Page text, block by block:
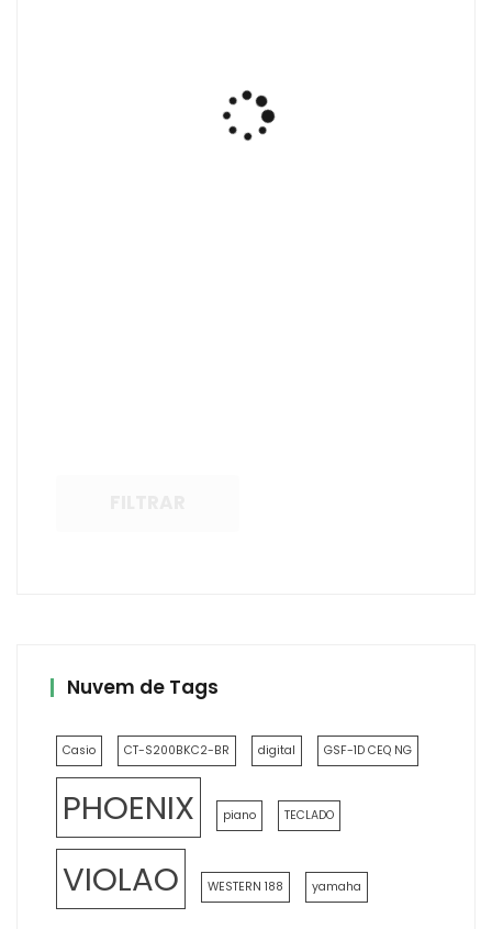
Nuvem de Tags
Casio CT-S200BKC2-BR digital GSF-1D CEQ NG
PHOENIX piano TECLADO
VIOLAO WESTERN 188 yamaha